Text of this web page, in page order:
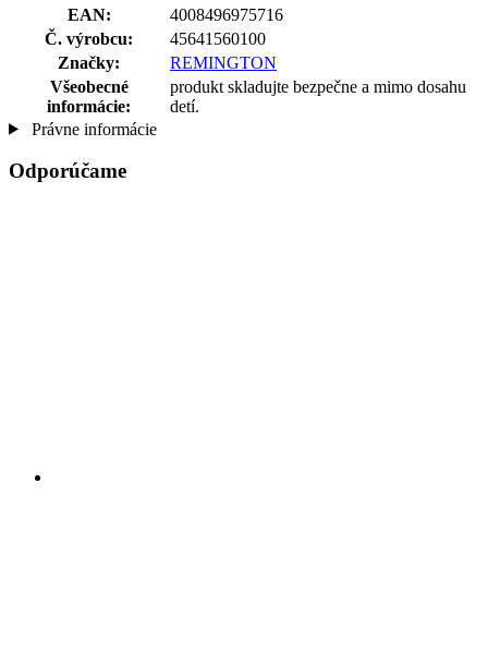
EAN:
4008496975716
Č. výrobcu:
45641560100
Značky:
REMINGTON
Všeobecné
informácie:
produkt skladujte bezpečne a mimo dosahu
detí.
Právne informácie
Odporúčame